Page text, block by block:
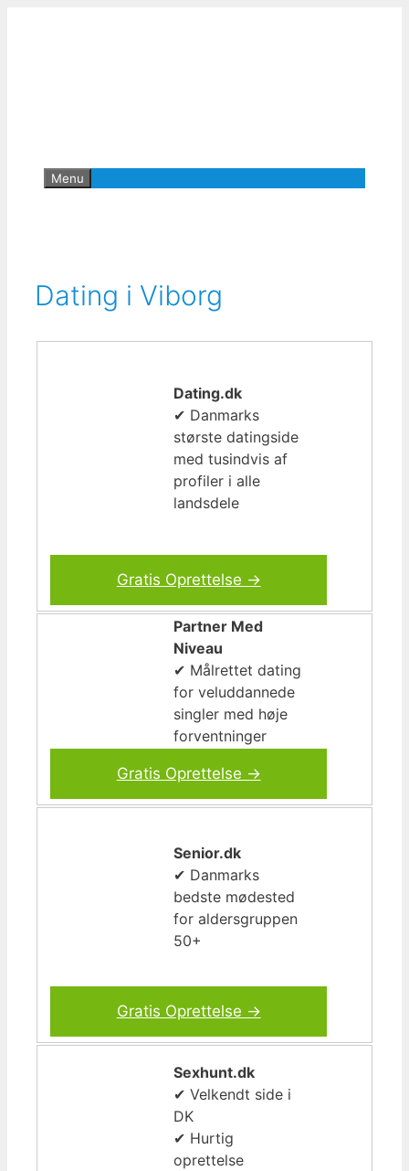
Menu
Dating i Viborg
Dating.dk
✔ Danmarks
største datingside
med tusindvis af
profiler i alle
landsdele
Gratis Oprettelse →
Partner Med
Niveau
✔ Målrettet dating
for veluddannede
singler med høje
forventninger
Gratis Oprettelse →
Senior.dk
✔ Danmarks
bedste mødested
for aldersgruppen
50+
Gratis Oprettelse →
Sexhunt.dk
✔ Velkendt side i
DK
✔ Hurtig
oprettelse